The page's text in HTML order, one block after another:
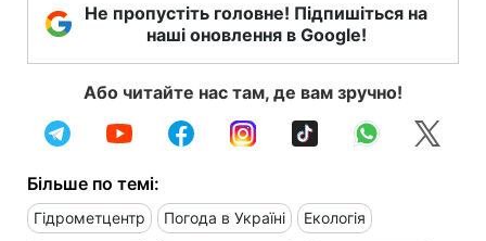
Не пропустіть головне! Підпишіться на
наші оновлення в Google!
Або читайте нас там, де вам зручно!
Більше по темі:
Гідрометцентр Погода в Україні Екологія